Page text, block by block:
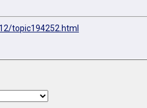
topic194252.html